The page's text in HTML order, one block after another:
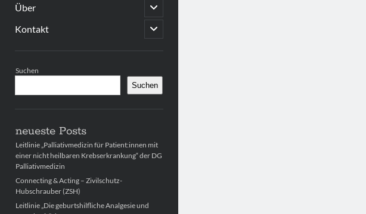
Über
open
child
menu
Kontakt
open
child
Suchen
Suchen
neueste Posts
Leitlinie „Palliativmedizin für Patient:innen mit
einer nicht heilbaren Krebserkrankung“ der DG
Palliativmedizin
Connecting & Acting – Zivilschutz-
Hubschrauber (ZSH)
Leitlinie „Die geburtshilfliche Analgesie und